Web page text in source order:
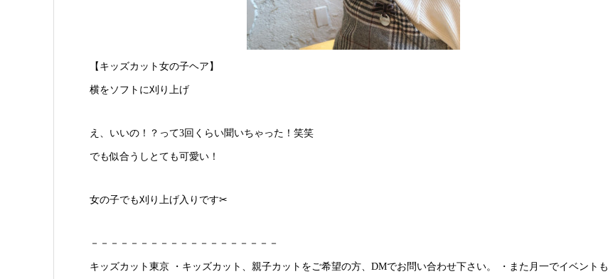
【キッズカット女の子ヘア】
横をソフトに刈り上げ
え、いいの！？って3回くらい聞いちゃった！笑笑
でも似合うしとても可愛い！
女の子でも刈り上げ入りです✂︎
－－－－－－－－－－－－－－－－－－－
キッズカット東京 ・キッズカット、親子カットをご希望の方、DMでお問い合わせ下さい。 ・また月一でイベントも